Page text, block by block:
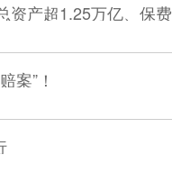
资产超1.25万亿、保
案”！